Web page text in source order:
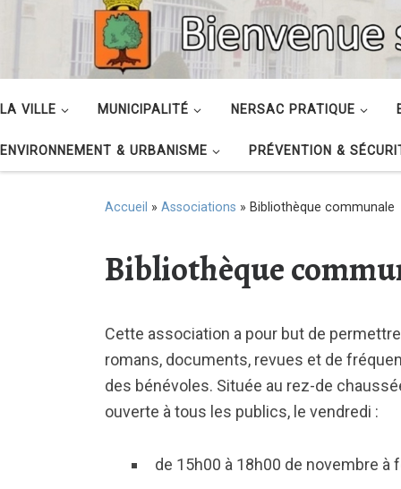
LA VILLE MUNICIPALITÉ NERSAC PRATIQUE
ENVIRONNEMENT & URBANISME PRÉVENTION &
Accueil » Associations » Bibliothèque communale
Bibliothèque
Cette association a pour but de
romans, documents, revues et de
des bénévoles. Située au rez-de
ouverte à tous les publics, le vendredi :
de 15h00 à 18h00 de novembre à